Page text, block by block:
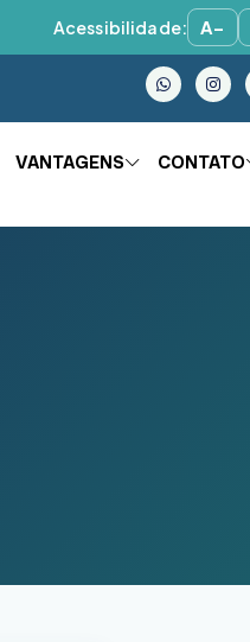
Acessibilidade: A−
VANTAGENS CONTATO